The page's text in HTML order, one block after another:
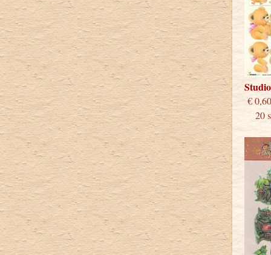
20